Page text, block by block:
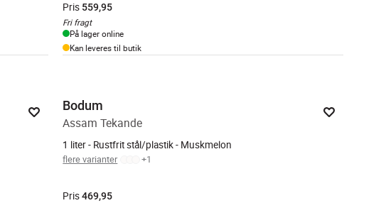
Pris 559,95
Fri fragt
På lager online
Kan leveres til butik
Bodum
Assam Tekande
1 liter - Rustfrit stål/plastik - Muskmelon
flere varianter +1
Pris 469,95